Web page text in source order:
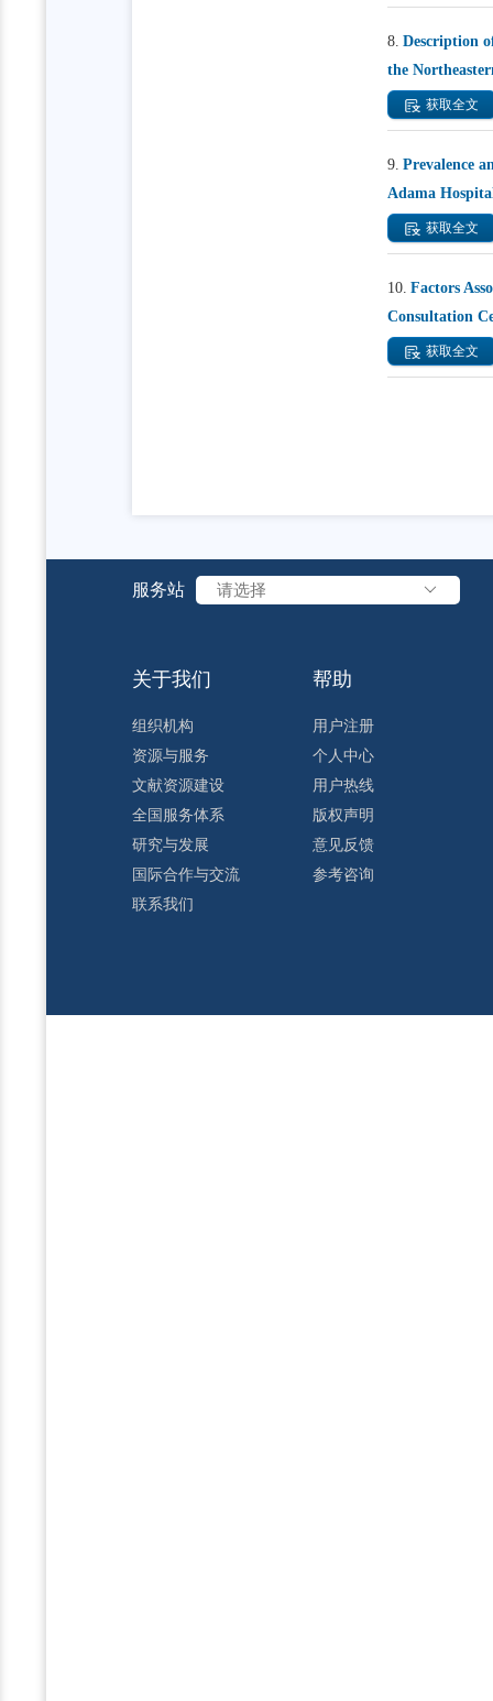
8. Description
the
获取全文
9. Prevalence
Adama
获取全文
10. Factors
Consultation
获取全文
服务站 请选择
关于我们
组织机构
资源与服务
文献资源建设
全国服务体系
研究与发展
国际合作与交流
联系我们
帮助
用户注册
个人中心
用户热线
版权声明
意见反馈
参考咨询